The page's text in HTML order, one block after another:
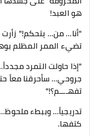
هو العبد!
​"أنا... من... يتحكم!" زأرت
تضيء الممر المظلم
"إذا حاولت التمرد
جروحي... سأحرقنا
تفهــــم؟!"
​تدريجياً... وببطء
كتفها.